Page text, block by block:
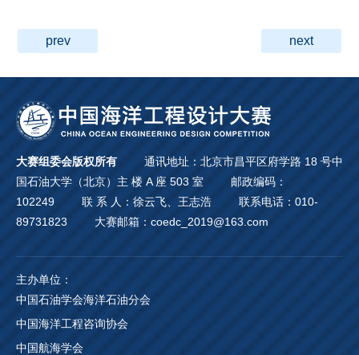
prev next
大赛组委会版权所有
通讯地址：北京市昌平区府学路 18 号中
国石油大学（北京）主 楼 A 座 503 室
邮政编码：
102249
联 系 人：徐云飞、王志浩
联系电话：010-
89731823
大赛邮箱：coedc_2019@163.com
主办单位：
中国石油学会海洋石油分会
中国海洋工程咨询协会
中国航海学会